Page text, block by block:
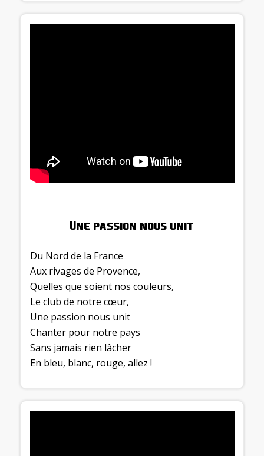
Une passion nous unit
Du Nord de la France
Aux rivages de Provence,
Quelles que soient nos couleurs,
Le club de notre cœur,
Une passion nous unit
Chanter pour notre pays
Sans jamais rien lâcher
En bleu, blanc, rouge, allez !